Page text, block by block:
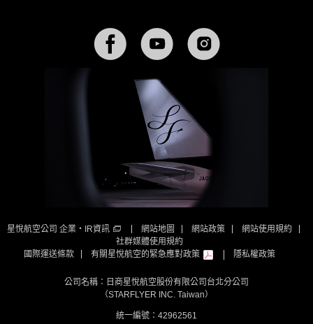
Facebook YouTube Instagram
星悅航空公司 企業・IR資訊 網站地圖 網站政策
網站使用規約
社群媒體使用規約
國際運送條款
有關星悅航空的緊急應對政策 隱私權政策
公司名稱：日商星悅航空股份有限公司台北分公司
（STARFLYER INC. Taiwan）
統一編號：42962561